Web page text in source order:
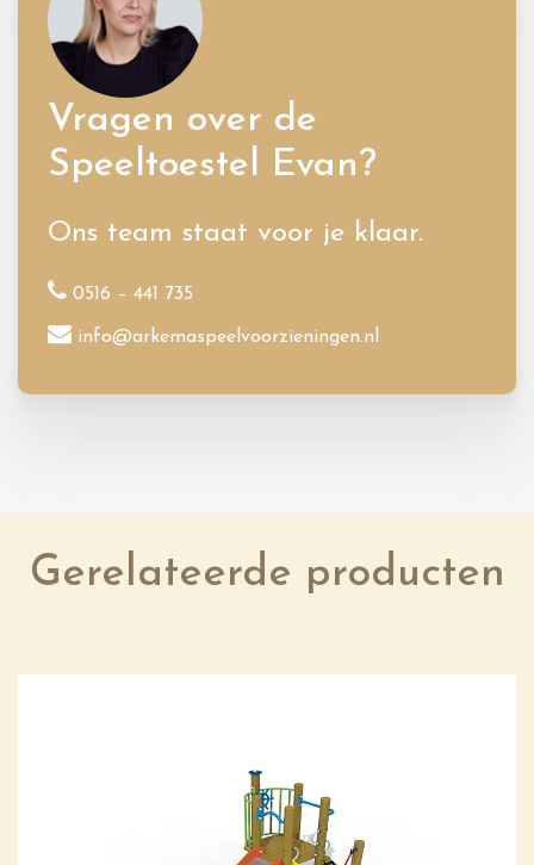
Vragen over de
Speeltoestel Evan?
Ons team staat voor je klaar.
0516 – 441 735
info@arkemaspeelvoorzieningen.nl
Gerelateerde producten